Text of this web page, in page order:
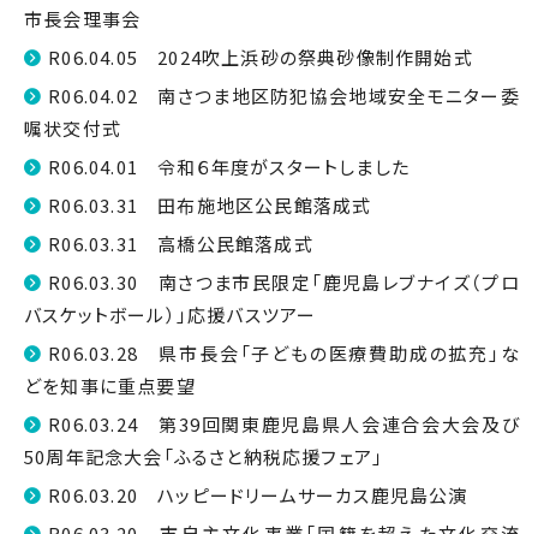
市長会理事会
R06.04.05 2024吹上浜砂の祭典砂像制作開始式
R06.04.02 南さつま地区防犯協会地域安全モニター委
嘱状交付式
R06.04.01 令和６年度がスタートしました
R06.03.31 田布施地区公民館落成式
R06.03.31 高橋公民館落成式
R06.03.30 南さつま市民限定「鹿児島レブナイズ（プロ
バスケットボール）」応援バスツアー
R06.03.28 県市長会「子どもの医療費助成の拡充」な
どを知事に重点要望
R06.03.24 第39回関東鹿児島県人会連合会大会及び
50周年記念大会「ふるさと納税応援フェア」
R06.03.20 ハッピードリームサーカス鹿児島公演